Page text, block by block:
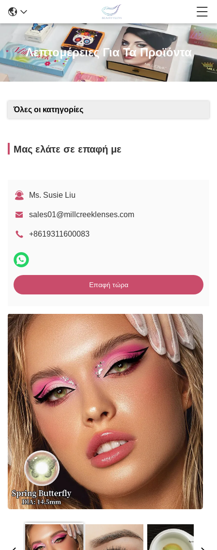
Λεπτομέρειες Για Τα Προϊόντα
Όλες οι κατηγορίες
Μας ελάτε σε επαφή με
Ms. Susie Liu
sales01@millcreeklenses.com
+8619311600083
Επαφή τώρα